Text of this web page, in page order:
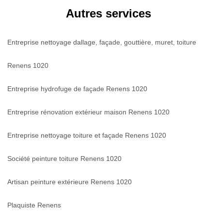
Autres services
Entreprise nettoyage dallage, façade, gouttière, muret, toiture
Renens 1020
Entreprise hydrofuge de façade Renens 1020
Entreprise rénovation extérieur maison Renens 1020
Entreprise nettoyage toiture et façade Renens 1020
Société peinture toiture Renens 1020
Artisan peinture extérieure Renens 1020
Plaquiste Renens